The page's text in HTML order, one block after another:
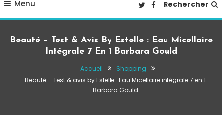
Menu Rechercher
Beauté – Test & Avis By Estelle : Eau Micellaire
Intégrale 7 En 1 Barbara Gould
Accueil
Shopping
Beauté – Test & avis by Estelle : Eau Micellaire intégrale 7 en 1
Barbara Gould